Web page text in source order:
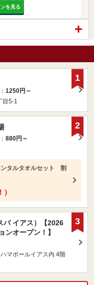
を見る
1250円～
目5-1
1
880円～
ンタルタオルセット 割
2
パ イアス）【2026
ンオープン！】
マボールイアス内 4階
3